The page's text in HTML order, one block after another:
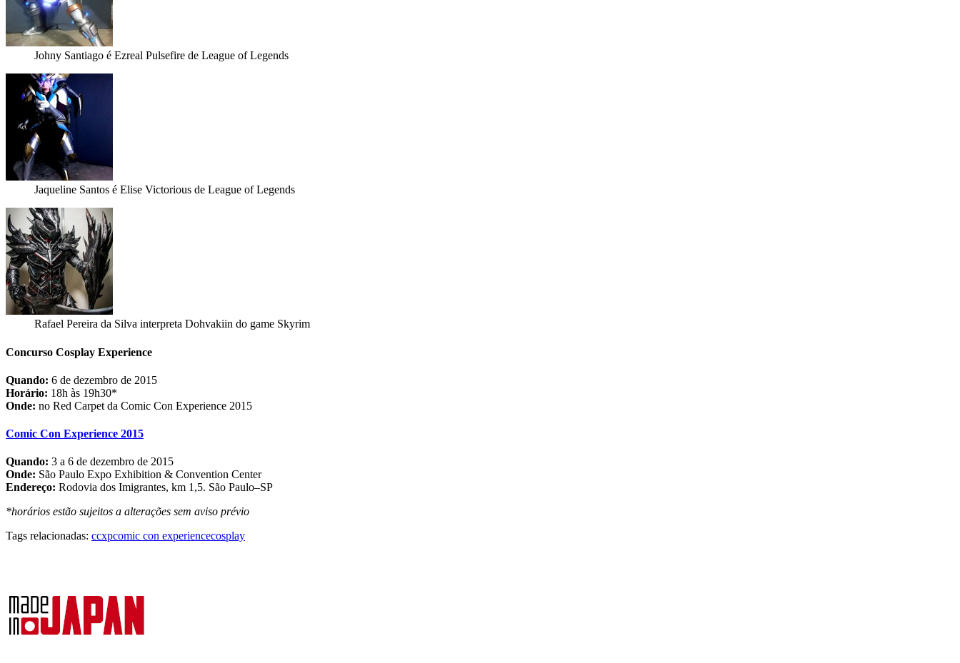
Johny Santiago é Ezreal Pulsefire de League of Legends
Jaqueline Santos é Elise Victorious de League of Legends
Rafael Pereira da Silva interpreta Dohvakiin do game Skyrim
Concurso Cosplay Experience
Quando: 6 de dezembro de 2015
Horário: 18h às 19h30*
Onde: no Red Carpet da Comic Con Experience 2015
Comic Con Experience 2015
Quando: 3 a 6 de dezembro de 2015
Onde: São Paulo Expo Exhibition & Convention Center
Endereço: Rodovia dos Imigrantes, km 1,5. São Paulo–SP
*horários estão sujeitos a alterações sem aviso prévio
Tags relacionadas: ccxpcomic con experiencecosplay